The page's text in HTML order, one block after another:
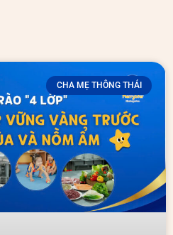
CHA MẸ THÔNG THÁI